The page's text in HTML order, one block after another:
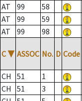
AT
99 58
AT
99 59
AT
99 98
C ▼ ASSOC No. D Code
CH 51 1
CH
51 3